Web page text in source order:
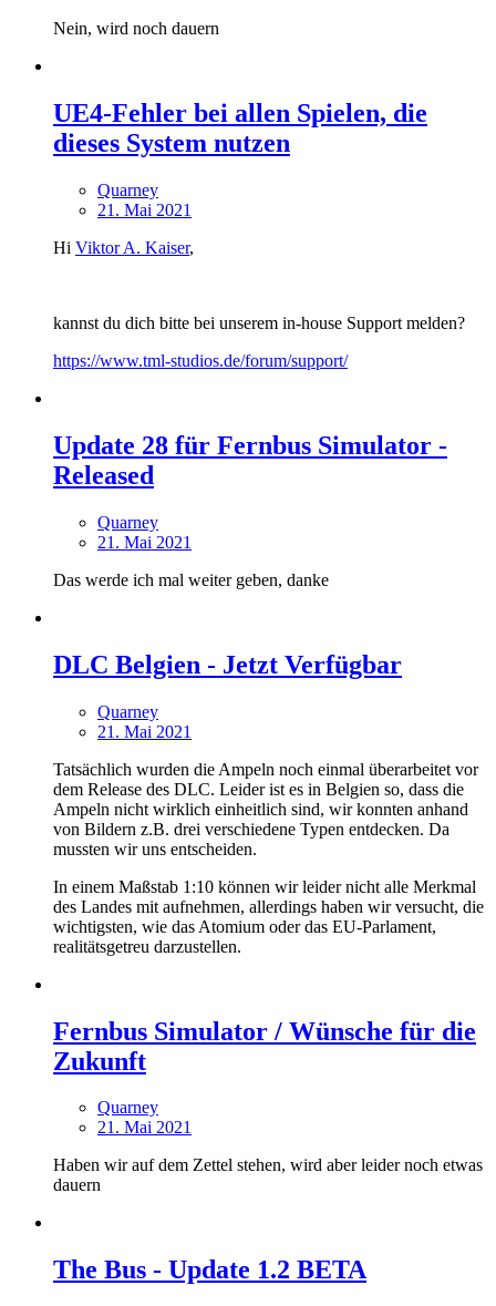
Nein, wird noch dauern
UE4-Fehler bei allen Spielen, die
dieses System nutzen
Quarney
21. Mai 2021
Hi Viktor A. Kaiser,
kannst du dich bitte bei unserem in-house Support melden?
https://www.tml-studios.de/forum/support/
Update 28 für Fernbus Simulator -
Released
Quarney
21. Mai 2021
Das werde ich mal weiter geben, danke
DLC Belgien - Jetzt Verfügbar
Quarney
21. Mai 2021
Tatsächlich wurden die Ampeln noch einmal überarbeitet vor
dem Release des DLC. Leider ist es in Belgien so, dass die
Ampeln nicht wirklich einheitlich sind, wir konnten anhand
von Bildern z.B. drei verschiedene Typen entdecken. Da
mussten wir uns entscheiden.
In einem Maßstab 1:10 können wir leider nicht alle Merkmal
des Landes mit aufnehmen, allerdings haben wir versucht, die
wichtigsten, wie das Atomium oder das EU-Parlament,
realitätsgetreu darzustellen.
Fernbus Simulator / Wünsche für die
Zukunft
Quarney
21. Mai 2021
Haben wir auf dem Zettel stehen, wird aber leider noch etwas
dauern
The Bus - Update 1.2 BETA